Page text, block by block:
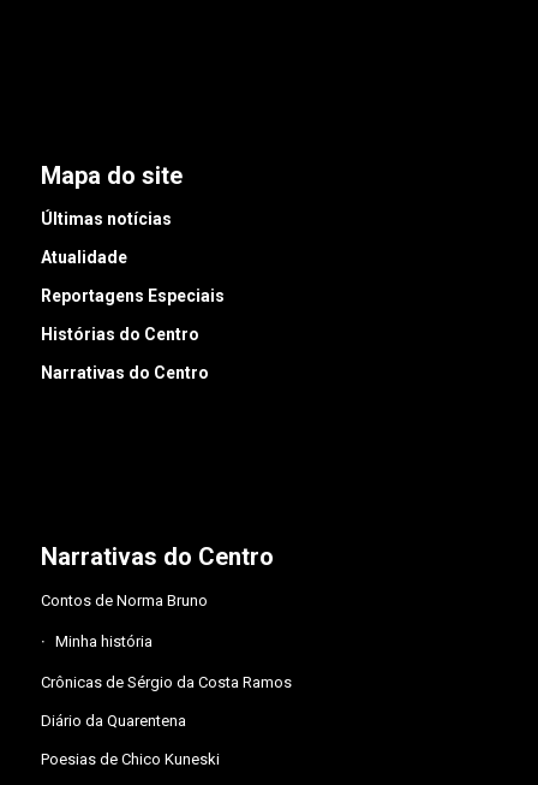
Mapa do site
Últimas notícias
Atualidade
Reportagens Especiais
Histórias do Centro
Narrativas do Centro
Narrativas do Centro
Contos de Norma Bruno
Minha história
Crônicas de Sérgio da Costa Ramos
Diário da Quarentena
Poesias de Chico Kuneski